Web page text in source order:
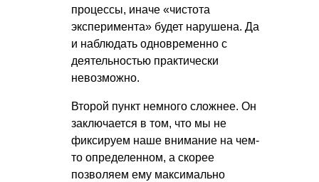
процессы, иначе «чистота
эксперимента» будет нарушена. Да
и наблюдать одновременно с
деятельностью практически
невозможно.
Второй пункт немного сложнее. Он
заключается в том, что мы не
фиксируем наше внимание на чем-
то определенном, а скорее
позволяем ему максимально